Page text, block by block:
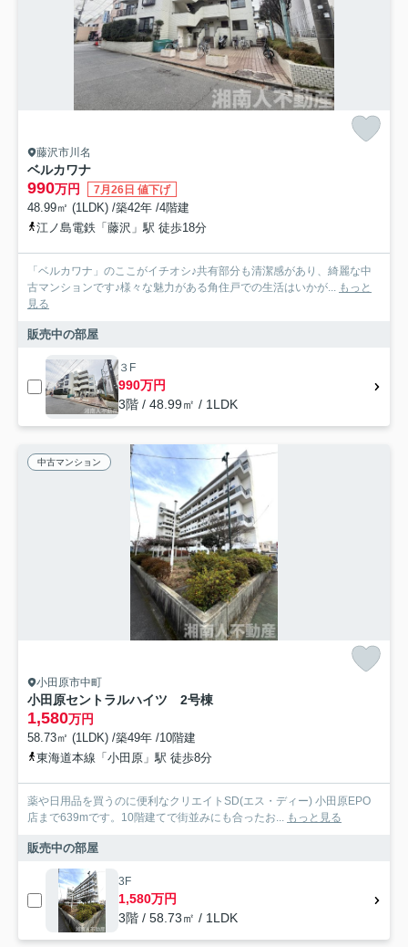
藤沢市川名
ベルカワナ
990万円 7月26日 値下げ
48.99㎡ (1LDK) /築42年 /4階建
江ノ島電鉄「藤沢」駅 徒歩18分
「ベルカワナ」のここがイチオシ♪共有部分も清潔感があり、綺麗な中
古マンションです♪様々な魅力がある角住戸での生活はいかが... もっと
見る
販売中の部屋
３F
990万円
3階 / 48.99㎡ / 1LDK
中古マンション
小田原市中町
小田原セントラルハイツ 2号棟
1,580万円
58.73㎡ (1LDK) /築49年 /10階建
東海道本線「小田原」駅 徒歩8分
薬や日用品を買うのに便利なクリエイトSD(エス・ディー) 小田原EPO
店まで639mです。10階建てで街並みにも合ったお... もっと見る
販売中の部屋
3F
1,580万円
3階 / 58.73㎡ / 1LDK